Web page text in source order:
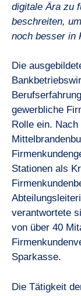
digitale Ära zu
beschreiten,
noch besser in
Die
gewerbliche
Rolle ein.
Stationen als
verantwortete
von über 40
Sparkasse.
Die Tätigkeit